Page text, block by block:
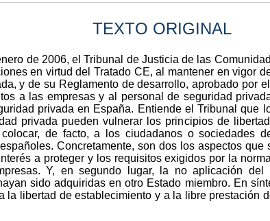
TEXTO ORIGINAL
de 2006, el Tribunal de Justicia de las
en virtud del Tratado CE, al mantener en vigor
y de su Reglamento de desarrollo, aprobado por
a las empresas y al personal de seguridad
privada en España. Entiende el Tribunal que
privada pueden vulnerar los principios de
de facto, a los ciudadanos o sociedades
Concretamente, son dos los aspectos
a proteger y los requisitos exigidos por la
Y, en segundo lugar, la no aplicación del
sido adquiridas en otro Estado miembro. En
la libertad de establecimiento y a la libre prestación